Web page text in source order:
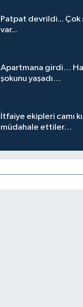
Patpat devrildi... Çok
var...
Apartmana girdi…
şokunu yaşadı…
İtfaiye ekipleri camı
müdahale ettiler…